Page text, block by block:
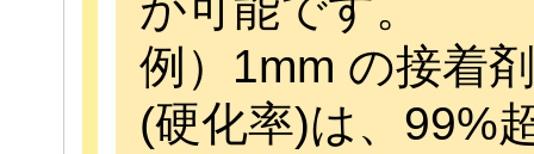
例）1mm の接着
(硬化率)は、99%